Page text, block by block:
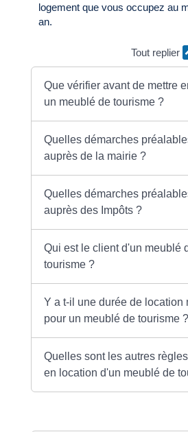
logement que vous occupez au
an.
Tout replier
Que vérifier avant de mettre
un meublé de tourisme ?
Quelles démarches
auprès de la mairie ?
Quelles démarches
auprès des Impôts ?
Qui est le client d'un meublé
tourisme ?
Y a t-il une durée de location
pour un meublé de tourisme ?
Quelles sont les autres
en location d'un meublé de